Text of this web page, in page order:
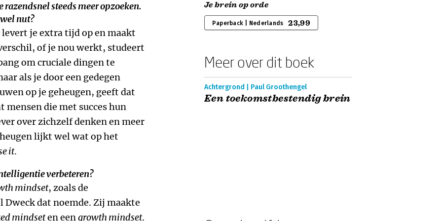
steeds meer opzoeken.
nut?
je extra tijd op en maakt
of je nou werkt, studeert
om cruciale dingen te
als je door een gedegen
op je geheugen, geeft dat
mensen die met succes hun
over zichzelf denken en meer
lijkt wel wat op het
it.
verbeteren?
mindset, zoals de
Dweck dat noemde. Zij maakte
mindseten eengrowth mindset.
Je brein op orde
Paperback | Nederlands 23,99
Meer over dit boek
Achtergrond | Paul Groothengel
Een toekomstbestendig brein